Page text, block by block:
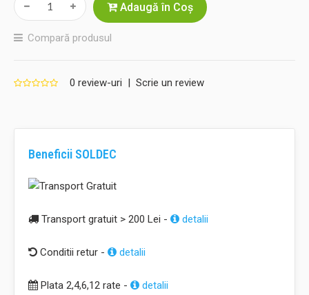
Adaugă în Coş
Compară produsul
0 review-uri | Scrie un review
Beneficii SOLDEC
Transport gratuit > 200 Lei - detalii
Conditii retur - detalii
Plata 2,4,6,12 rate - detalii